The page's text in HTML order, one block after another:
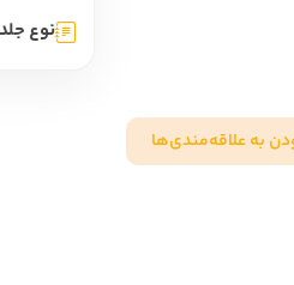
به علاقه‌مندی‌ها
نوع